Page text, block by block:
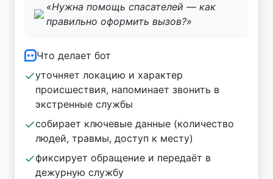
«Нужна помощь спасателей — как
правильно оформить вызов?»
Что делает бот
уточняет локацию и характер
происшествия, напоминает звонить в
экстренные службы
собирает ключевые данные (количество
людей, травмы, доступ к месту)
фиксирует обращение и передаёт в
дежурную службу